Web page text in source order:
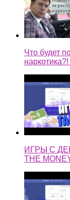
Что будет
ИГРЫ С
THE